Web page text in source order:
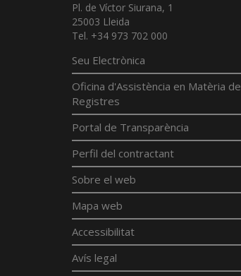
Pl. de Víctor Siurana, 1
25003 Lleida
Tel. +34 973 702 000
Seu Electrònica
Oficina d'Assistència en Matèria de
Registres
Portal de Transparència
Perfil del contractant
Sobre el web
Mapa web
Accessibilitat
Avís legal